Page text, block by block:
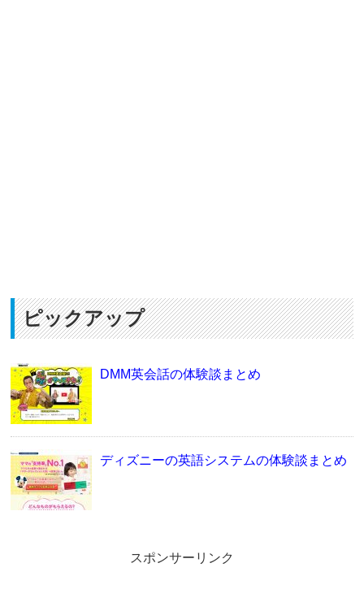
ピックアップ
DMM英会話の体験談まとめ
ディズニーの英語システムの体験談まとめ
スポンサーリンク